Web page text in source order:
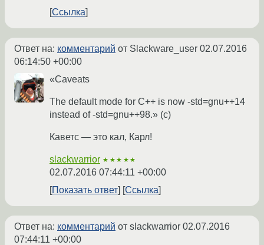
Ссылка
Ответ на: комментарий от Slackware_user 02.07.2016
06:14:50 +00:00
«Caveats
The default mode for C++ is now -std=gnu++14
instead of -std=gnu++98.» (с)
Каветс — это кал, Карл!
slackwarrior ★★★★★
02.07.2016 07:44:11 +00:00
Показать ответ
Ссылка
Ответ на: комментарий от slackwarrior 02.07.2016
07:44:11 +00:00